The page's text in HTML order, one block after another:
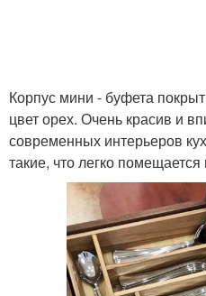
Корпус мини - буфета
цвет орех. Очень красив и
современных интерьеров
такие, что легко